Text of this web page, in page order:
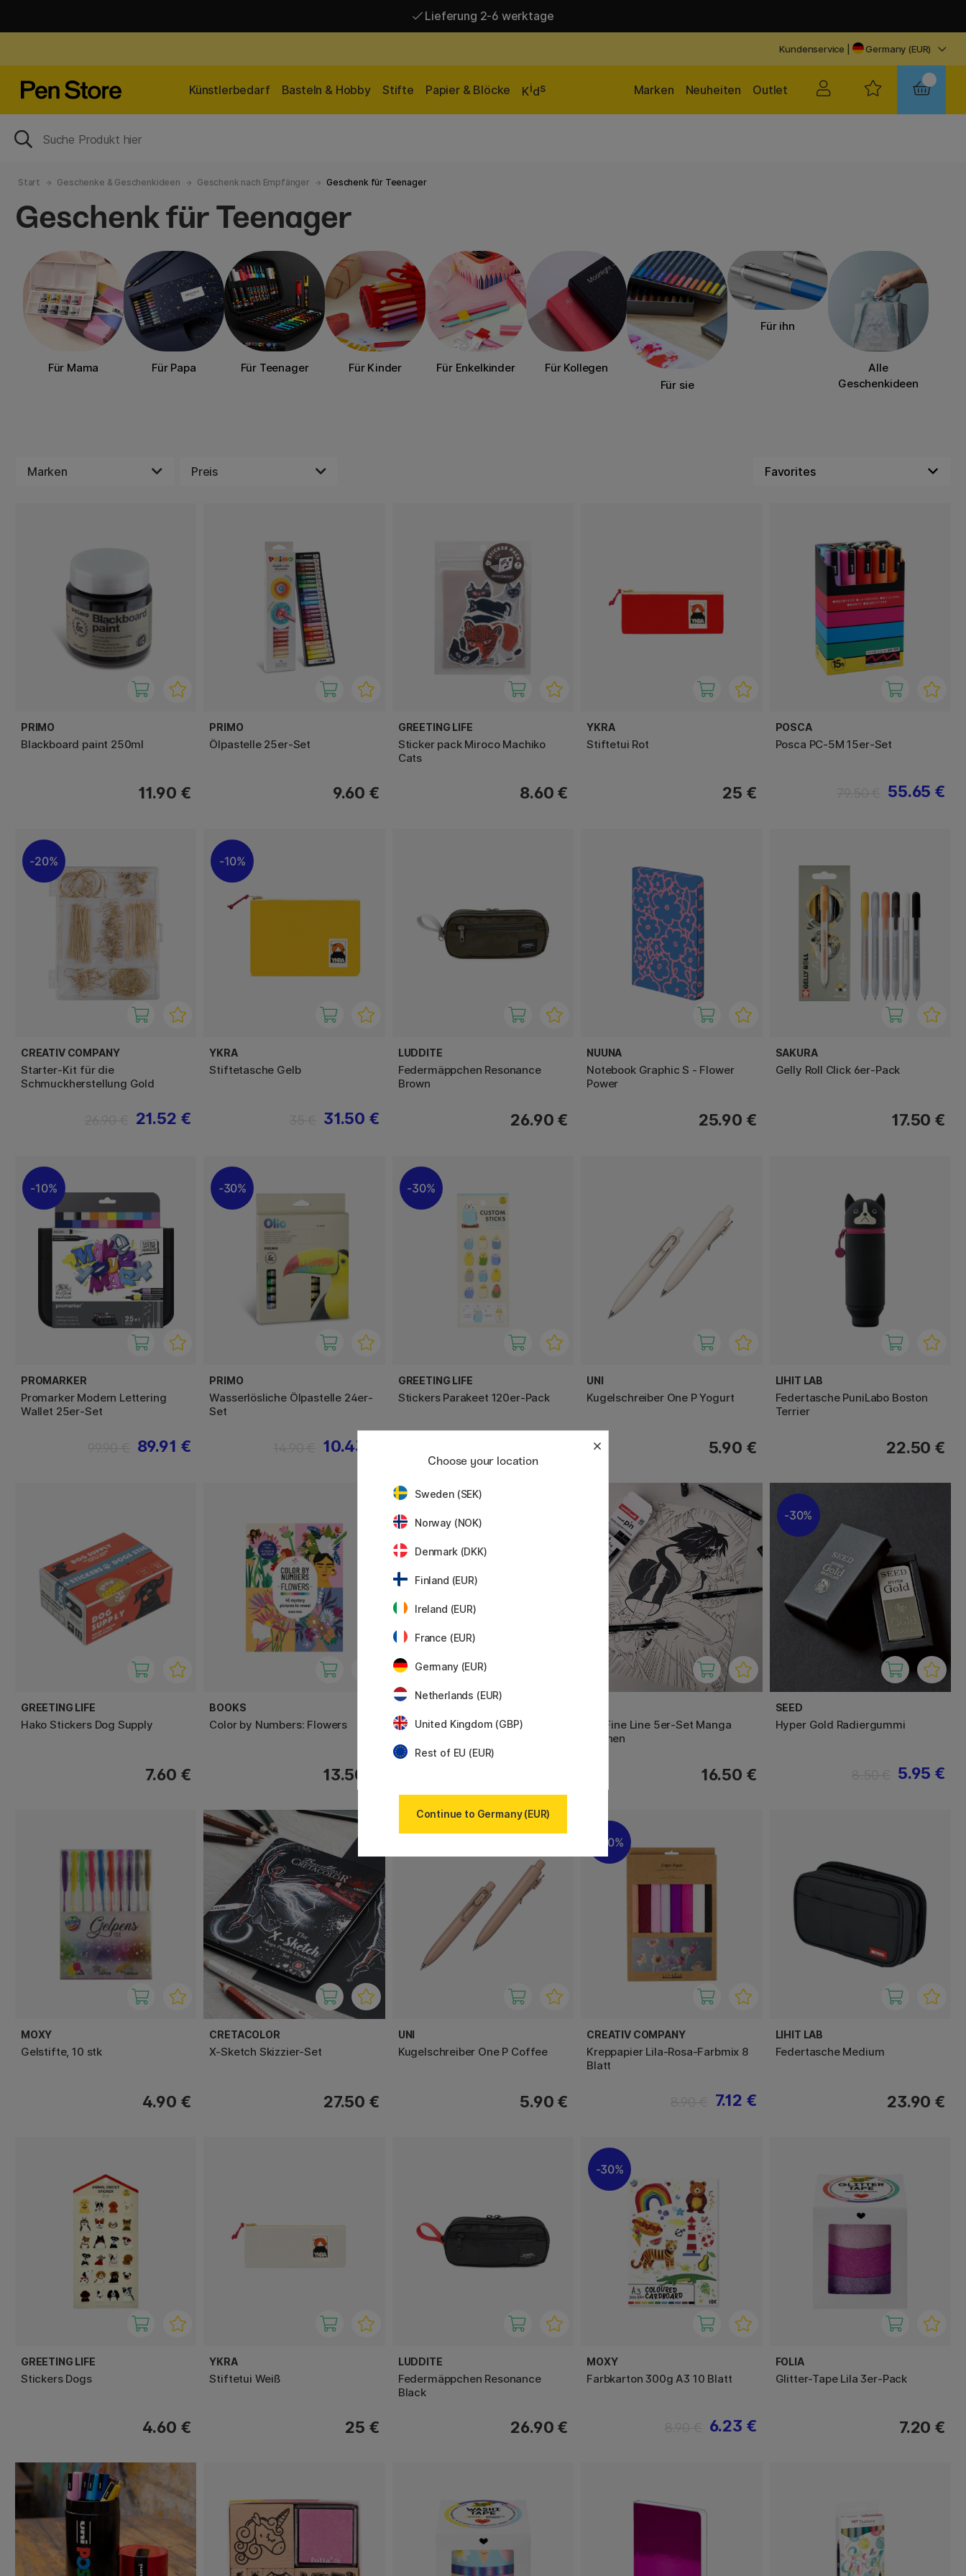
Versandkostenfrei ab 95 €*
Kundenservice Germany (EUR)
Künstlerbedarf Basteln & Hobby Stifte Papier & Blöcke Kids Outlet
Neuheiten
Marken
Start Geschenke & Geschenkideen Geschenk nach Empfänger Geschenk für Teenager
Geschenk für Teenager
Für Mama Für Papa Für Teenager Für Kinder Für Enkelkinder
Für Kollegen
Für sie
Für ihn
Alle
Geschenkideen
Marken Preis
PRIMO
Blackboard paint 250ml
11.90 €
PRIMO
Ölpastelle 25er-Set
9.60 €
GREETING LIFE
Sticker pack Miroco Machiko
Cats
8.60 €
YKRA
Stiftetui Rot
25 €
POSCA
Posca PC-5M 15er-Set
55.65 €
20%
CREATIV COMPANY
Starter-Kit für die
Schmuckherstellung Gold
21.52 €
10%
YKRA
Stiftetasche Gelb
31.50 €
LUDDITE
Federmäppchen Resonance
Brown
26.90 €
NUUNA
Notebook Graphic S - Flower
Power
25.90 €
SAKURA
Gelly Roll Click 6er-Pack
17.50 €
10%
PROMARKER
Promarker Modern Lettering
Wallet 25er-Set
89.91 €
30%
PRIMO
Wasserlösliche Ölpastelle 24er-
Set
10.43 €
30%
GREETING LIFE
Stickers Parakeet 120er-Pack
UNI
Kugelschreiber One P Yogurt
5.90 €
LIHIT LAB
Federtasche PuniLabo Boston
Terrier
22.50 €
GREETING LIFE
Hako Stickers Dog Supply
7.60 €
BOOKS
Color by Numbers: Flowers
13.50 €
20%
Aquarellmarker Two-Tip Brush
Pin Fine Line 5er-Set Manga
Shonen
16.50 €
30%
SEED
Hyper Gold Radiergummi
5.95 €
MOXY
Gelstifte, 10 stk
4.90 €
CRETACOLOR
X-Sketch Skizzier-Set
27.50 €
UNI
Kugelschreiber One P Coffee
5.90 €
20%
CREATIV COMPANY
Kreppapier Lila-Rosa-Farbmix 8
Blatt
7.12 €
LIHIT LAB
Federtasche Medium
23.90 €
GREETING LIFE
Stickers Dogs
4.60 €
YKRA
Stiftetui Weiß
25 €
LUDDITE
Federmäppchen Resonance
Black
26.90 €
30%
MOXY
Farbkarton 300g A3 10 Blatt
6.23 €
FOLIA
Glitter-Tape Lila 3er-Pack
7.20 €
Choose your location
Sweden (SEK)
Norway (NOK)
Denmark (DKK)
Finland (EUR)
Ireland (EUR)
France (EUR)
Germany (EUR)
Netherlands (EUR)
United Kingdom (GBP)
Rest of EU (EUR)
Continue to Germany (EUR)